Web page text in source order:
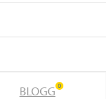
BLOGG 0